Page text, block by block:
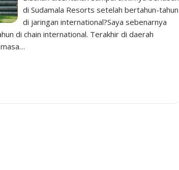
di Sudamala Resorts setelah bertahun-tahun
di jaringan international?Saya sebenarnya
di chain international. Terakhir di daerah